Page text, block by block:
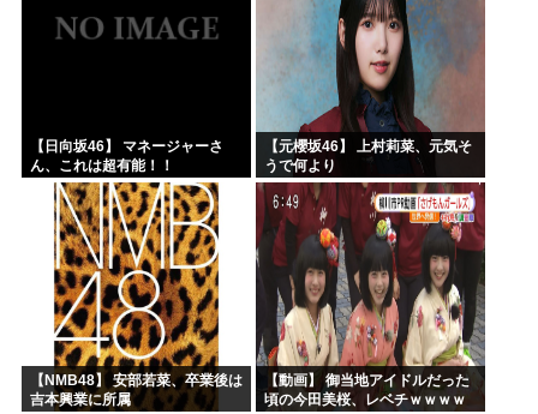
【日向坂46】 マネージャーさ
ん、これは超有能！！
【元櫻坂46】 上村莉菜、元気そ
うで何より
【NMB48】 安部若菜、卒業後は
吉本興業に所属
【動画】 御当地アイドルだった
頃の今田美桜、レベチｗｗｗｗ